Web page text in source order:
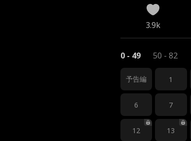
3.9k
0 - 49 50 - 82
予告編 1
6 7
12 13